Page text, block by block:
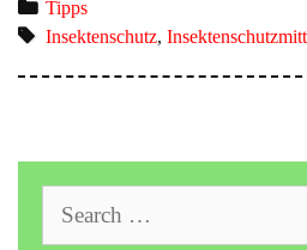
Die
Categories
Tipps
Tags
Insektenschutz,
for: